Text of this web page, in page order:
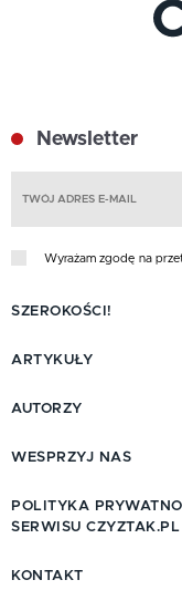
Newsletter
Wyrażam zgodę na
SZEROKOŚCI!
ARTYKUŁY
AUTORZY
WESPRZYJ NAS
POLITYKA
SERWISU CZYZTAK.PL
KONTAKT